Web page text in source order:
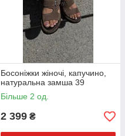
Босоніжки жіночі, капучино,
натуральна замша 39
Більше 2 од.
2 399 ₴